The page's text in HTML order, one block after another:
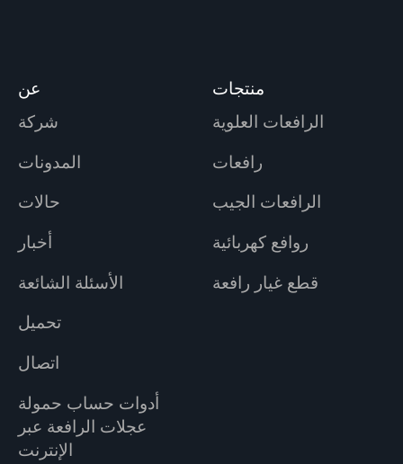
عن
شركة
المدونات
حالات
أخبار
الأسئلة الشائعة
تحميل
اتصال
أدوات حساب حمولة
عجلات الرافعة عبر
الإنترنت
منتجات
الرافعات العلوية
رافعات
الرافعات الجيب
روافع كهربائية
قطع غيار رافعة